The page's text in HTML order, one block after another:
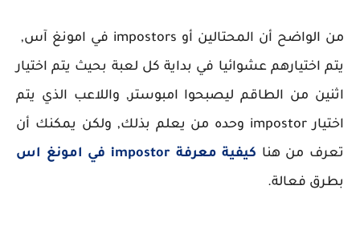
من الواضح أن المحتالين أو impostors في امونغ آس,
يتم اختيارهم عشوائيا في بداية كل لعبة بحيث يتم اختيار
اثنين من الطاقم ليصبحوا امبوستر, واللاعب الذي يتم
اختيار impostor وحده من يعلم بذلك, ولكن يمكنك أن
تعرف من هنا كيفية معرفة impostor في امونغ اس
بطرق فعالة.